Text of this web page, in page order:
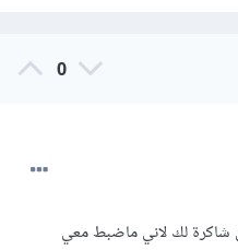
0
شاكرة لك لاني ماضبط معي